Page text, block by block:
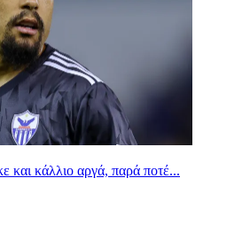
και κάλλιο αργά, παρά ποτέ...